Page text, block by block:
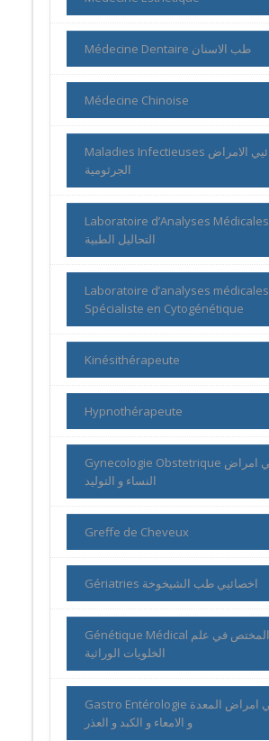
Médecine Dentaire طب الاسنان
Médecine Chinoise
Maladies Infectieuses اخصائيي الامراض
الجرثومية
Laboratoire d’Analyses Médicales مخابر
التحاليل الطبية
Laboratoire d’analyses médicales
Spécialiste en Cytogénétique
Kinésithérapeute
Hypnothérapeute
Gynecologie Obstetrique اخصائي امراض
النساء و التوليد
Greffe de Cheveux
Gériatries اخصائيي طب الشيخوخة
Génétique Médical المخبر المختص في علم
الخلويات الوراثية
Gastro Entérologie اخصائيي امراض المعدة
و الامعاء و الكبد و العذر